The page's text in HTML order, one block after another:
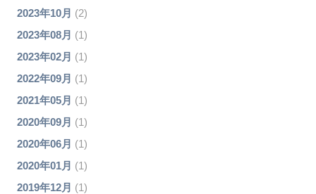
2023年10月 (2)
2023年08月 (1)
2023年02月 (1)
2022年09月 (1)
2021年05月 (1)
2020年09月 (1)
2020年06月 (1)
2020年01月 (1)
2019年12月 (1)